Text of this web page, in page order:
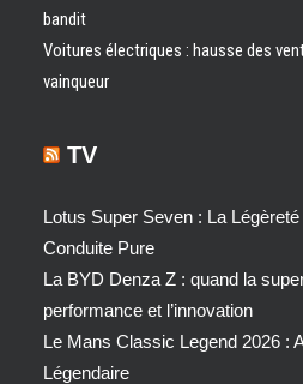
bandit
Voitures électriques : hausse des
vainqueur
TV
Lotus Super Seven : La
Conduite Pure
La BYD Denza Z : quand la
performance et l’innovation
Le Mans Classic Legend 2026 :
Légendaire